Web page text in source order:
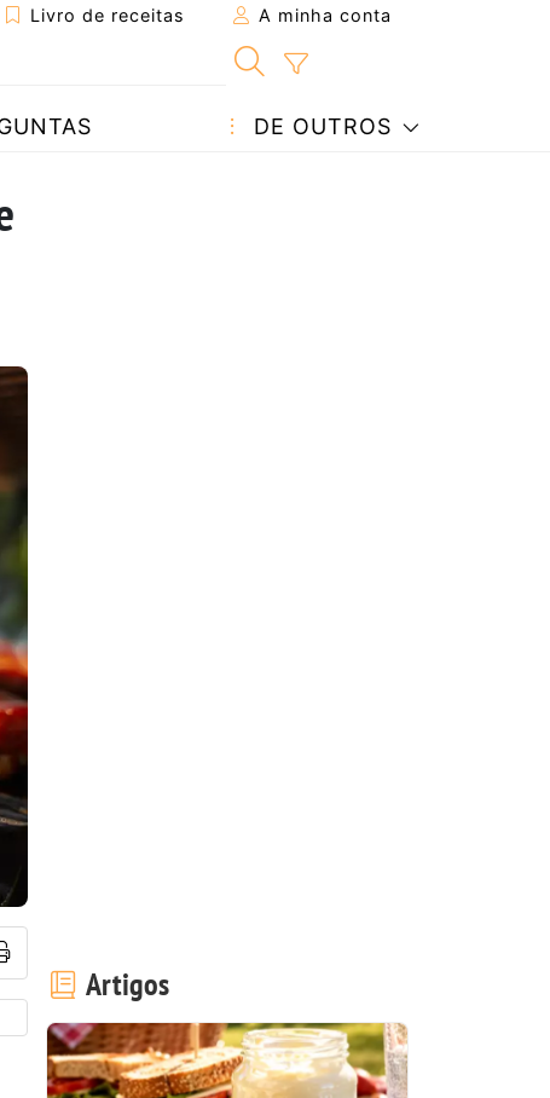
Livro de receitas A minha conta
DE OUTROS
Artigos